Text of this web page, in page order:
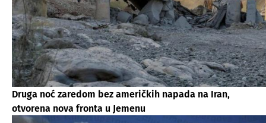
Druga noć zaredom bez američkih napada na Iran,
otvorena nova fronta u Jemenu